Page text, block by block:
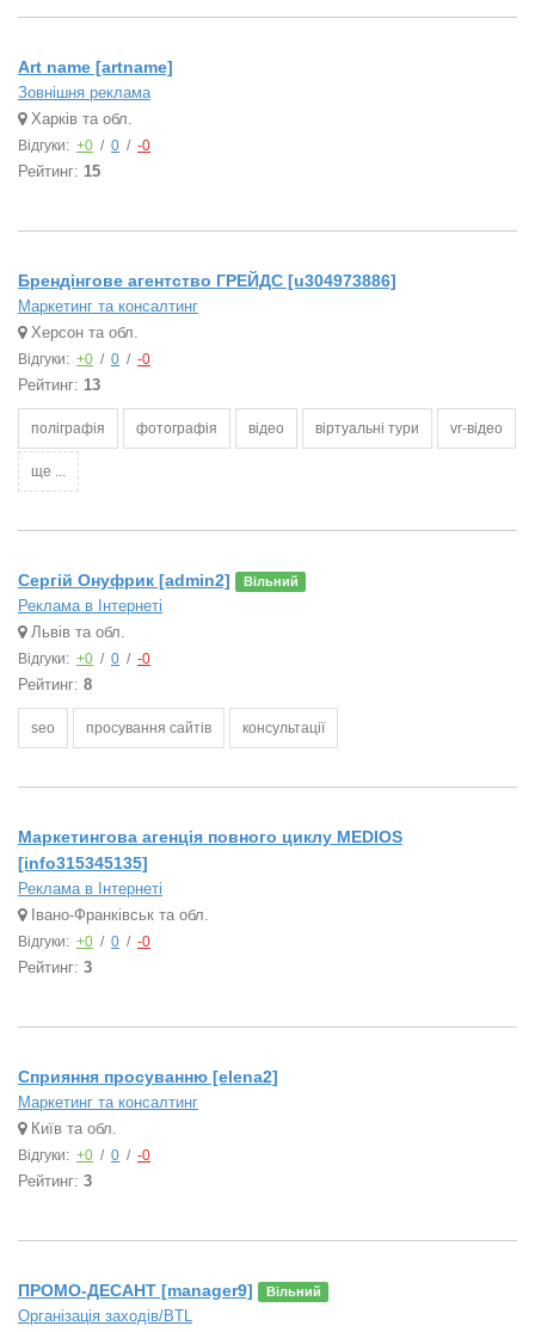
Art name [artname]
Зовнішня реклама
Харків та обл.
Відгуки: +0 / 0 / -0
Рейтинг: 15
Брендінгове агентство ГРЕЙДС [u304973886]
Маркетинг та консалтинг
Херсон та обл.
Відгуки: +0 / 0 / -0
Рейтинг: 13
поліграфія фотографія відео віртуальні тури vr-відео
ще ...
Сергій Онуфрик [admin2] Вільний
Реклама в Інтернеті
Львів та обл.
Відгуки: +0 / 0 / -0
Рейтинг: 8
seo просування сайтів консультації
Маркетингова агенція повного циклу MEDIOS
[info315345135]
Реклама в Інтернеті
Івано-Франківськ та обл.
Відгуки: +0 / 0 / -0
Рейтинг: 3
Сприяння просуванню [elena2]
Маркетинг та консалтинг
Київ та обл.
Відгуки: +0 / 0 / -0
Рейтинг: 3
ПРОМО-ДЕСАНТ [manager9] Вільний
Організація заходів/BTL